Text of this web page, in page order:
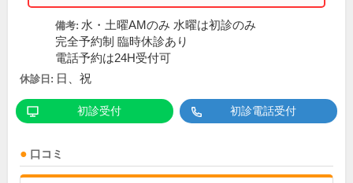
備考: 水・土曜AMのみ 水曜は初診のみ
完全予約制 臨時休診あり
電話予約は24H受付可
休診日: 日、祝
初診受付 初診電話受付
口コミ